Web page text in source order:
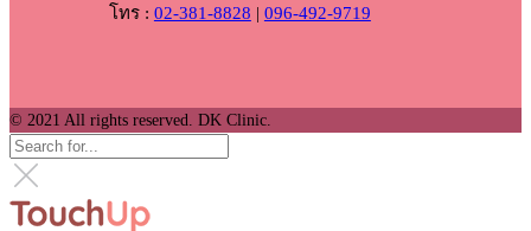
โทร : 02-381-8828 | 096-492-9719
© 2021 All rights reserved. DK Clinic.